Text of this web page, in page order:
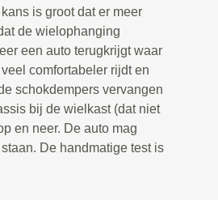
is groot dat er meer
de wielophanging
een auto terugkrijgt waar
comfortabeler rijdt en
schokdempers vervangen
bij de wielkast (dat niet
en neer. De auto mag
De handmatige test is